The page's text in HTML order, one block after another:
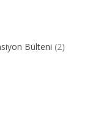
Bülteni (2)